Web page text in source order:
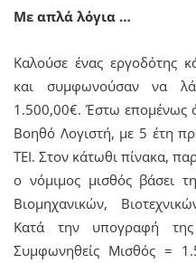
Με απλά λόγια …
Καλούσε ένας εργοδότης
και συμφωνούσαν να
1.500,00€. Έστω επομένως
Βοηθό Λογιστή, με 5 έτη
ΤΕΙ. Στον κάτωθι πίνακα,
ο νόμιμος μισθός βάσει
Βιομηχανικών,
Κατά την υπογραφή
Συμφωνηθείς Μισθός =